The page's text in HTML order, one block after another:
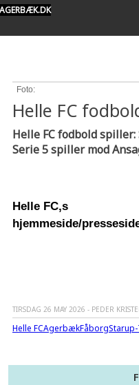
AGERBÆK.DK
Foto:
Helle FC
Helle FC fodbold
Serie 5 spiller mod
Helle FC,s
hjemmeside/
TIRSDAG 26 MAY 2026 - PEDER
Helle FCAgerbækFåborg